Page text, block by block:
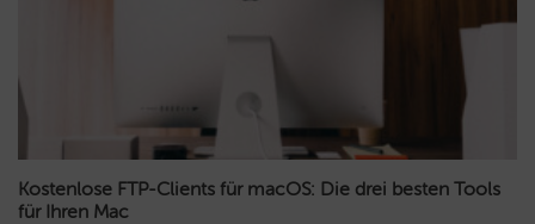
Kostenlose FTP-Clients für macOS: Die drei besten Tools
für Ihren Mac